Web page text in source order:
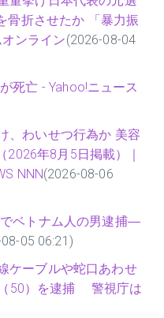
骨折させたか 「暴力振
ンライン(2026-08-04
死亡 - Yahoo!ニュース
、わいせつ行為か 美容
年8月5日掲載）｜
NNN(2026-08-06
ベトナム人の男逮捕―
05 06:21)
ケーブルや蛇口あわせ
50）を逮捕 警視庁は